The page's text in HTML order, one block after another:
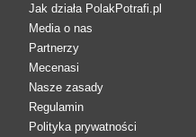
Jak działa PolakPotrafi.pl
Media o nas
Partnerzy
Mecenasi
Nasze zasady
Regulamin
Polityka prywatności